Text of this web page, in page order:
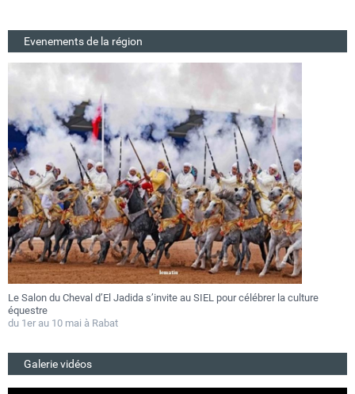
Evenements de la région
Le Salon du Cheval d’El Jadida s’invite au SIEL pour célébrer la culture
équestre
du 1er au 10 mai à Rabat
Galerie vidéos